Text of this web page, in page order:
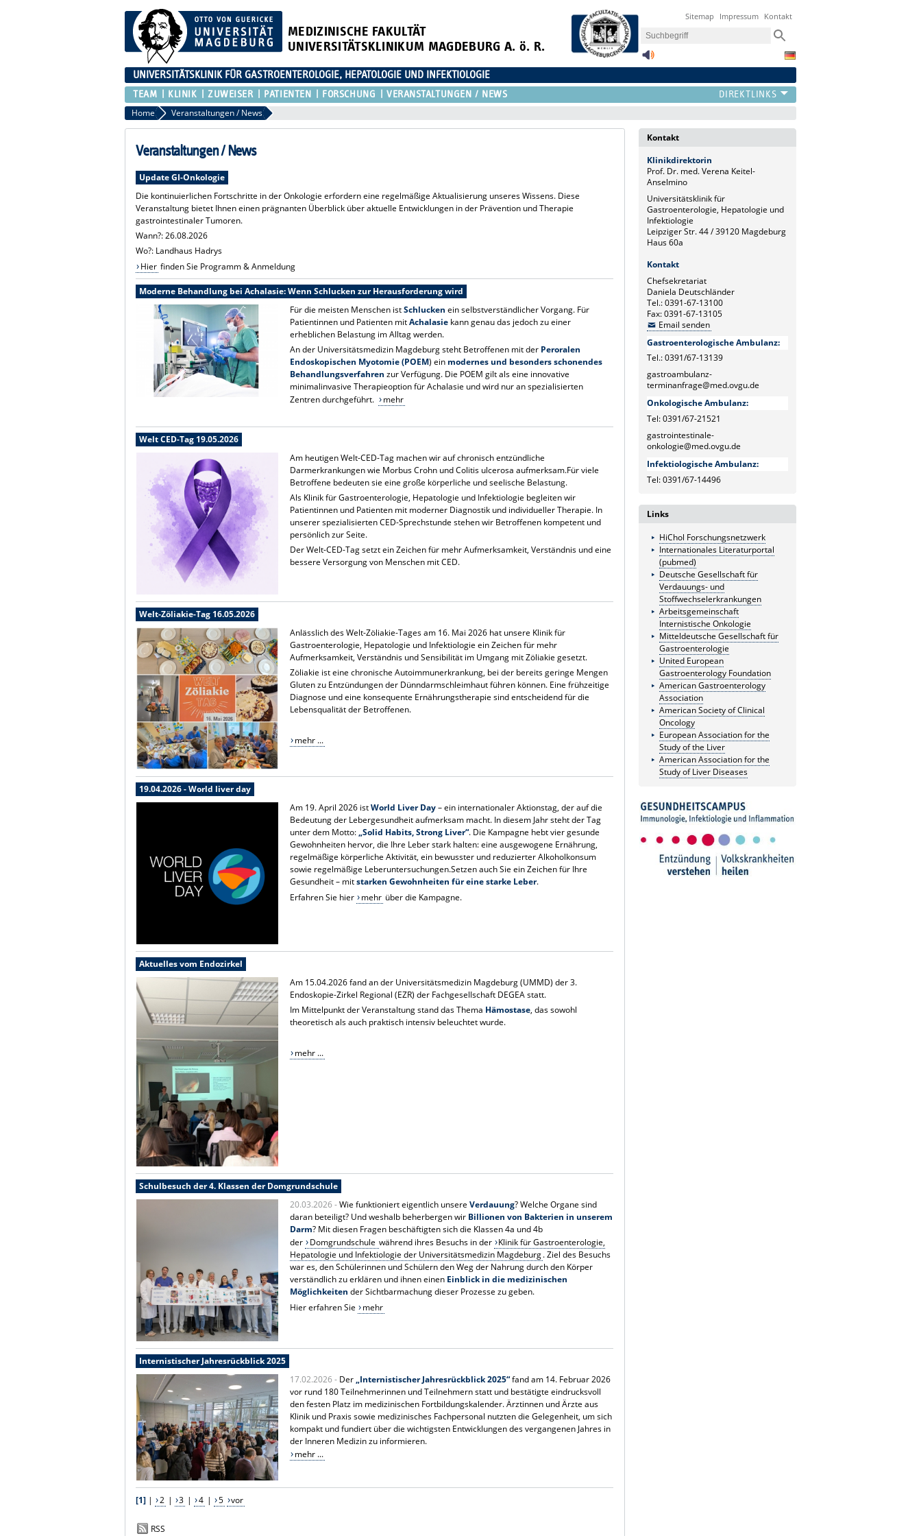
MEDIZINISCHE FAKULTÄT
UNIVERSITÄTSKLINIKUM MAGDEBURG A. ö. R.
Sitemap Impressum Kontakt
UNIVERSITÄTSKLINIK FÜR GASTROENTEROLOGIE, HEPATOLOGIE UND INFEKTIOLOGIE
TEAM KLINIK ZUWEISER PATIENTEN FORSCHUNG VERANSTALTUNGEN / NEWS
Home Veranstaltungen / News
Veranstaltungen / News
Update GI-Onkologie
Die kontinuierlichen Fortschritte in der Onkologie erfordern eine regelmäßige Aktualisierung unseres Wissens. Diese
Veranstaltung bietet Ihnen einen prägnanten Überblick über aktuelle Entwicklungen in der Prävention und Therapie
gastrointestinaler Tumoren.
Wann?: 26.08.2026
Wo?: Landhaus Hadrys
Hier finden Sie Programm & Anmeldung
Moderne Behandlung bei Achalasie: Wenn Schlucken zur Herausforderung wird
Für die meisten Menschen istSchlucken ein selbstverständlicher Vorgang. Für
Patientinnen und Patienten mitAchalasie kann genau das jedoch zu einer
erheblichen Belastung im Alltag werden.
An der Universitätsmedizin Magdeburg steht Betroffenen mit der Peroralen
Endoskopischen Myotomie (POEM) ein modernes und besonders schonendes
Behandlungsverfahren zur Verfügung. Die POEM gilt als eine innovative
minimalinvasive Therapieoption für Achalasie und wird nur an spezialisierten
Zentren durchgeführt.
mehr
Welt CED-Tag 19.05.2026
Am heutigen Welt-CED-Tag machen wir auf chronisch entzündliche
Darmerkrankungen wie Morbus Crohn und Colitis ulcerosa aufmerksam.Für viele
Betroffene bedeuten sie eine große körperliche und seelische Belastung.
Als Klinik für Gastroenterologie, Hepatologie und Infektiologie begleiten wir
Patientinnen und Patienten mit moderner Diagnostik und individueller Therapie. In
unserer spezialisierten CED-Sprechstunde stehen wir Betroffenen kompetent und
persönlich zur Seite.
Der Welt-CED-Tag setzt ein Zeichen für mehr Aufmerksamkeit, Verständnis und eine
bessere Versorgung von Menschen mit CED.
Welt-Zöliakie-Tag 16.05.2026
Anlässlich des Welt-Zöliakie-Tages am 16. Mai 2026 hat unsere Klinik für
Gastroenterologie, Hepatologie und Infektiologie ein Zeichen für mehr
Aufmerksamkeit, Verständnis und Sensibilität im Umgang mit Zöliakie gesetzt.
Zöliakie ist eine chronische Autoimmunerkrankung, bei der bereits geringe Mengen
Gluten zu Entzündungen der Dünndarmschleimhaut führen können. Eine frühzeitige
Diagnose und eine konsequente Ernährungstherapie sind entscheidend für die
Lebensqualität der Betroffenen.
mehr ...
19.04.2026 - World liver day
Am 19. April 2026 istWorld Liver Day– ein internationaler Aktionstag, der auf die
Bedeutung der Lebergesundheit aufmerksam macht. In diesem Jahr steht der Tag
unter dem Motto:„Solid Habits, Strong Liver“. Die Kampagne hebt vier gesunde
Gewohnheiten hervor, die Ihre Leber stark halten: eine ausgewogene Ernährung,
regelmäßige körperliche Aktivität, ein bewusster und reduzierter Alkoholkonsum
sowie regelmäßige Leberuntersuchungen.Setzen auch Sie ein Zeichen für Ihre
Gesundheit – mitstarken Gewohnheiten für eine starke Leber.
Erfahren Sie hier
mehr über die Kampagne.
Aktuelles vom Endozirkel
Am 15.04.2026 fand an der Universitätsmedizin Magdeburg (UMMD) der 3.
Endoskopie-Zirkel Regional (EZR) der Fachgesellschaft DEGEA statt.
Im Mittelpunkt der Veranstaltung stand das Thema Hämostase, das sowohl
theoretisch als auch praktisch intensiv beleuchtet wurde.
mehr ...
Schulbesuch der 4. Klassen der Domgrundschule
20.03.2026 -Wie funktioniert eigentlich unsereVerdauung? Welche Organe sind
daran beteiligt? Und weshalb beherbergen wir Billionen von Bakterien in unserem
Darm? Mit diesen Fragen beschäftigten sich die Klassen 4a und 4b
der
Domgrundschule während ihres Besuchs in der Klinik für Gastroenterologie,
Hepatologie und Infektiologie der Universitätsmedizin Magdeburg. Ziel des Besuchs
war es, den Schülerinnen und Schülern den Weg der Nahrung durch den Körper
verständlich zu erklären und ihnen einen Einblick in die medizinischen
Möglichkeiten der Sichtbarmachung dieser Prozesse zu geben.
Hier erfahren Sie
mehr
Internistischer Jahresrückblick 2025
17.02.2026 - Der„Internistischer Jahresrückblick 2025“fand am 14. Februar 2026
vor rund 180 Teilnehmerinnen und Teilnehmern statt und bestätigte eindrucksvoll
den festen Platz im medizinischen Fortbildungskalender. Ärztinnen und Ärzte aus
Klinik und Praxis sowie medizinisches Fachpersonal nutzten die Gelegenheit, um sich
kompakt und fundiert über die wichtigsten Entwicklungen des vergangenen Jahres in
der Inneren Medizin zu informieren.
mehr ...
[1] | 2 | 3 | 4 | 5 vor
RSS
Kontakt
Klinikdirektorin
Prof. Dr. med. Verena Keitel-
Anselmino
Universitätsklinik für
Gastroenterologie, Hepatologie und
Infektiologie
Leipziger Str. 44 / 39120 Magdeburg
Haus 60a
Kontakt
Chefsekretariat
Daniela Deutschländer
Tel.: 0391-67-13100
Fax: 0391-67-13105
Email senden
Gastroenterologische Ambulanz:
Tel.: 0391/67-13139
gastroambulanz-
terminanfrage@med.ovgu.de
Onkologische Ambulanz:
Tel: 0391/67-21521
gastrointestinale-
onkologie@med.ovgu.de
Infektiologische Ambulanz:
Tel: 0391/67-14496
Links
HiChol Forschungsnetzwerk
Internationales Literaturportal
(pubmed)
Deutsche Gesellschaft für
Verdauungs- und
Stoffwechselerkrankungen
Arbeitsgemeinschaft
Internistische Onkologie
Mitteldeutsche Gesellschaft für
Gastroenterologie
United European
Gastroenterology Foundation
American Gastroenterology
Association
American Society of Clinical
Oncology
European Association for the
Study of the Liver
American Association for the
Study of Liver Diseases